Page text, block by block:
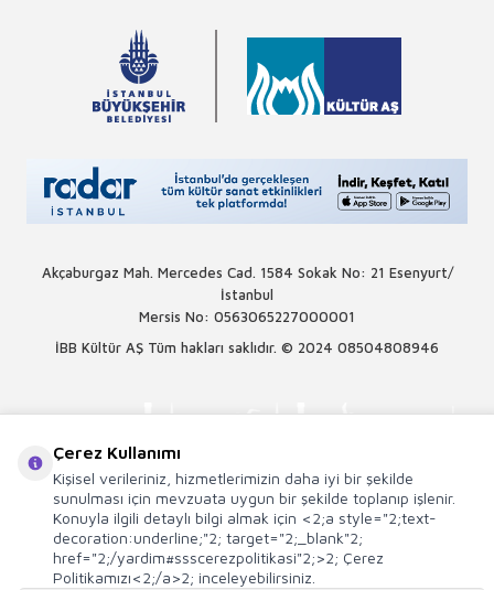
Akçaburgaz Mah. Mercedes Cad. 1584 Sokak No: 21 Esenyurt/
İstanbul
Mersis No: 0563065227000001
İBB Kültür AŞ Tüm hakları saklıdır. © 2024 08504808946
Çerez Kullanımı
Kişisel verileriniz, hizmetlerimizin daha iyi bir şekilde
sunulması için mevzuata uygun bir şekilde toplanıp işlenir.
Konuyla ilgili detaylı bilgi almak için <2;a style="2;text-
decoration:underline;"2; target="2;_blank"2;
href="2;/yardim#ssscerezpolitikasi"2;>2; Çerez
Politikamızı<2;/a>2; inceleyebilirsiniz.